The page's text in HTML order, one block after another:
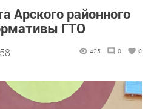
Арского районного
ГТО